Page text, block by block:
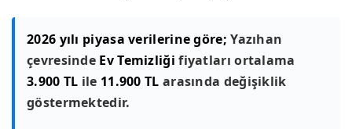
2026 yılı piyasa verilerine göre; Yazıhan
çevresinde Ev Temizliği fiyatları ortalama
3.900 TL ile 11.900 TL arasında değişiklik
göstermektedir.